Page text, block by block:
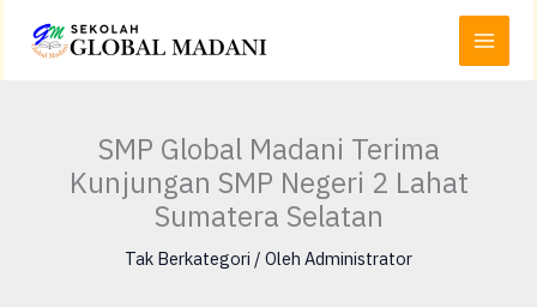
Main
Menu
SMP Global Madani Terima
Kunjungan SMP Negeri 2 Lahat
Sumatera Selatan
Tak Berkategori / Oleh Administrator